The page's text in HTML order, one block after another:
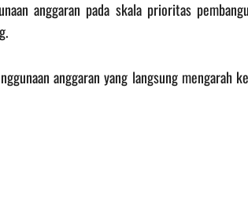
anggaran pada skala prioritas
anggaran yang langsung mengarah